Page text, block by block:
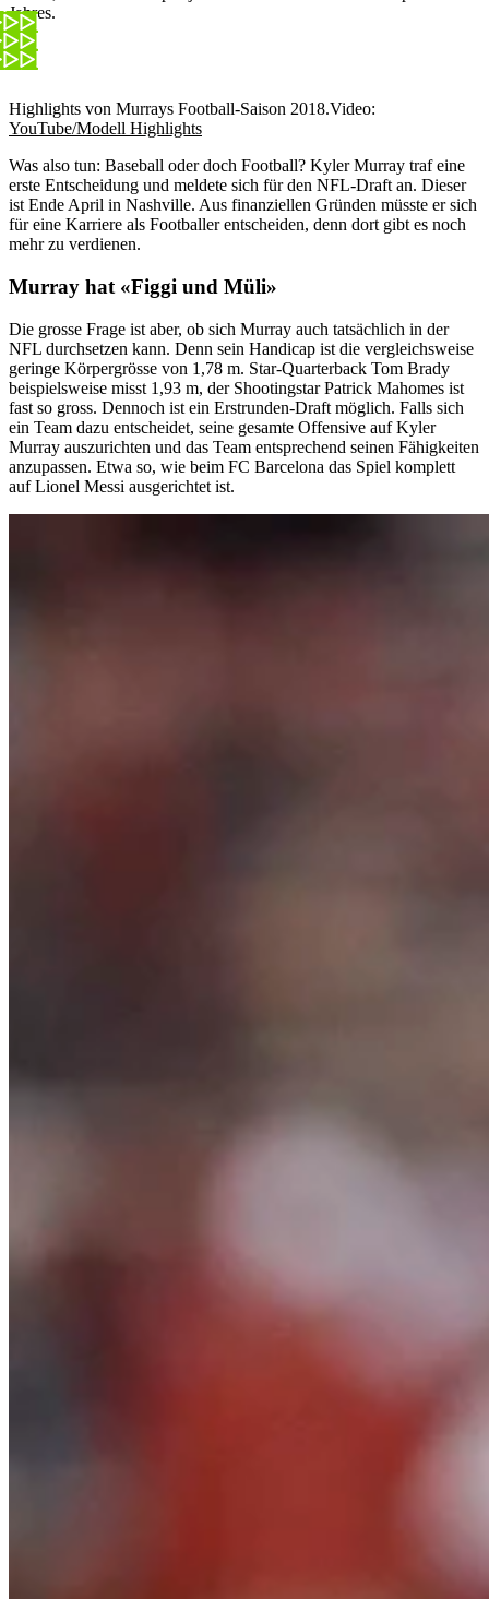
Jahres.
Highlights von Murrays Football-Saison 2018.Video:
YouTube/Modell Highlights
Was also tun: Baseball oder doch Football? Kyler Murray traf eine
erste Entscheidung und meldete sich für den NFL-Draft an. Dieser
ist Ende April in Nashville. Aus finanziellen Gründen müsste er sich
für eine Karriere als Footballer entscheiden, denn dort gibt es noch
mehr zu verdienen.
Murray hat «Figgi und Müli»
Die grosse Frage ist aber, ob sich Murray auch tatsächlich in der
NFL durchsetzen kann. Denn sein Handicap ist die vergleichsweise
geringe Körpergrösse von 1,78 m. Star-Quarterback Tom Brady
beispielsweise misst 1,93 m, der Shootingstar Patrick Mahomes ist
fast so gross. Dennoch ist ein Erstrunden-Draft möglich. Falls sich
ein Team dazu entscheidet, seine gesamte Offensive auf Kyler
Murray auszurichten und das Team entsprechend seinen Fähigkeiten
anzupassen. Etwa so, wie beim FC Barcelona das Spiel komplett
auf Lionel Messi ausgerichtet ist.